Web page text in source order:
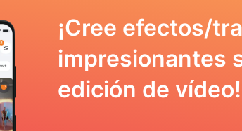
¡Cree efectos/
impresionantes
edición de vídeo!